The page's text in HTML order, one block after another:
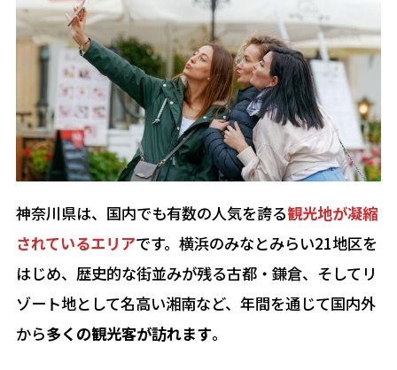
神奈川県は、国内でも有数の人気を誇る観光地が凝縮
されているエリアです。横浜のみなとみらい21地区を
はじめ、歴史的な街並みが残る古都・鎌倉、そしてリ
ゾート地として名高い湘南など、年間を通じて国内外
から多くの観光客が訪れます。